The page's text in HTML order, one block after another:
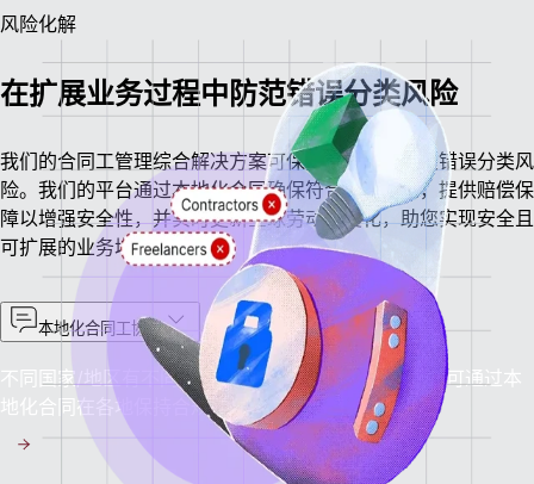
风险化解
在扩展业务过程中防范错误分类风险
我们的合同工管理综合解决方案可保护您的企业免受错误分类风
险。我们的平台通过本地化合同确保符合区域法规，提供赔偿保
障以增强安全性，并实时更新全球劳动法变化，助您实现安全且
可扩展的业务增长。
本地化合同工协议
不同国家/地区有不同的规定，但您只需一个平台，即可通过本
地化合同在各地保持合规。